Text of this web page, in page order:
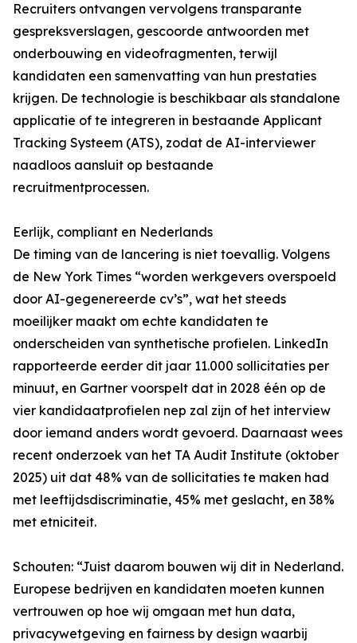
Recruiters ontvangen vervolgens transparante
gespreksverslagen, gescoorde antwoorden met
onderbouwing en videofragmenten, terwijl
kandidaten een samenvatting van hun prestaties
krijgen. De technologie is beschikbaar als standalone
applicatie of te integreren in bestaande Applicant
Tracking Systeem (ATS), zodat de AI-interviewer
naadloos aansluit op bestaande
recruitmentprocessen.
Eerlijk, compliant en Nederlands
De timing van de lancering is niet toevallig. Volgens
de New York Times “worden werkgevers overspoeld
door AI-gegenereerde cv’s”, wat het steeds
moeilijker maakt om echte kandidaten te
onderscheiden van synthetische profielen. LinkedIn
rapporteerde eerder dit jaar 11.000 sollicitaties per
minuut, en Gartner voorspelt dat in 2028 één op de
vier kandidaatprofielen nep zal zijn of het interview
door iemand anders wordt gevoerd. Daarnaast wees
recent onderzoek van het TA Audit Institute (oktober
2025) uit dat 48% van de sollicitaties te maken had
met leeftijdsdiscriminatie, 45% met geslacht, en 38%
met etniciteit.
Schouten: “Juist daarom bouwen wij dit in Nederland.
Europese bedrijven en kandidaten moeten kunnen
vertrouwen op hoe wij omgaan met hun data,
privacywetgeving en fairness by design waarbij